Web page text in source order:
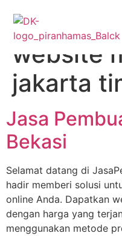
Tag:
website
jakarta
Jasa
Bekasi
Selamat datang di
hadir memberi solusi
online Anda. Dapatkan
dengan harga yang
menggunakan metode